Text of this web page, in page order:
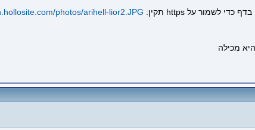
photos/arihell-lior2.JPG